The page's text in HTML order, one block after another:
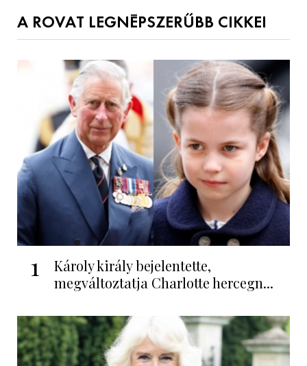
A ROVAT LEGNÉPSZERŰBB CIKKEI
1
Károly király bejelentette,
megváltoztatja Charlotte hercegn...